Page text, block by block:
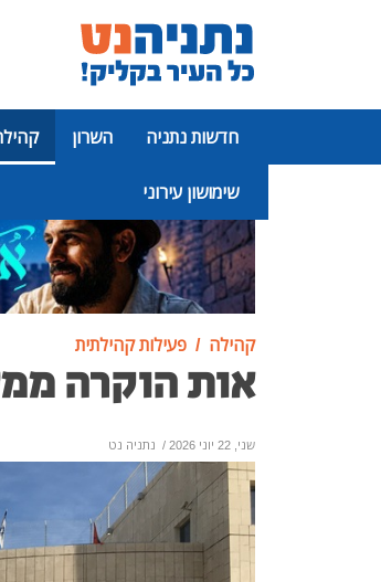
חדשות נתניה השרון
שימושון עירוני
פרסומת
קהילה פעילות קהילתית
אות הוקרה
שני, 22 יוני 2026 / נתניה נט